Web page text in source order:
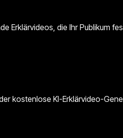
Erklärvideos, die Ihr Publikum
kostenlose KI-Erklärvideo-